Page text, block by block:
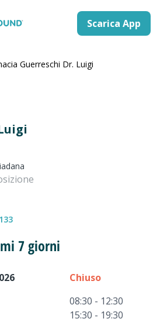
Scarica App
Guerreschi Dr. Luigi
7 giorni
Chiuso
08:30 - 12:30
15:30 - 19:30